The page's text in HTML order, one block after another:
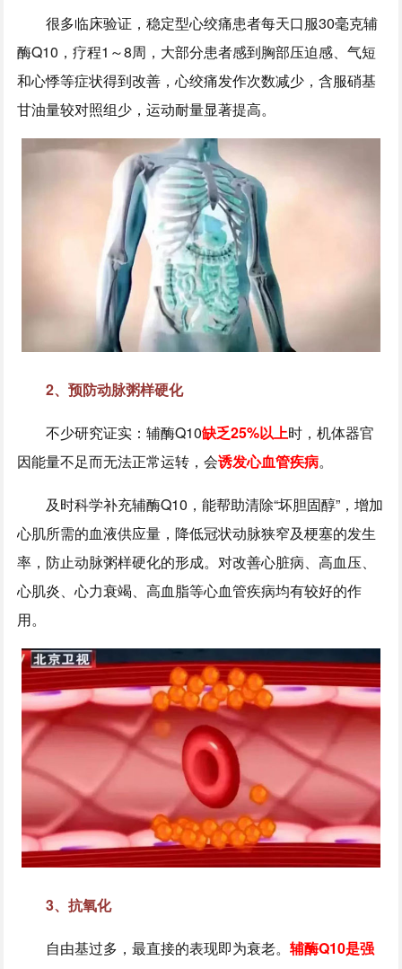
很多临床验证，稳定型心绞痛患者每天口服30毫克辅
酶Q10，疗程1～8周，大部分患者感到胸部压迫感、气短
和心悸等症状得到改善，心绞痛发作次数减少，含服硝基
甘油量较对照组少，运动耐量显著提高。
2、预防动脉粥样硬化
不少研究证实：辅酶Q10缺乏25%以上时，机体器官
因能量不足而无法正常运转，会诱发心血管疾病。
及时科学补充辅酶Q10，能帮助清除“坏胆固醇”，增加
心肌所需的血液供应量，降低冠状动脉狭窄及梗塞的发生
率，防止动脉粥样硬化的形成。对改善心脏病、高血压、
心肌炎、心力衰竭、高血脂等心血管疾病均有较好的作
用。
3、抗氧化
自由基过多，最直接的表现即为衰老。辅酶Q10是强